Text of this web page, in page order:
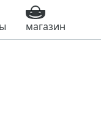
магазин